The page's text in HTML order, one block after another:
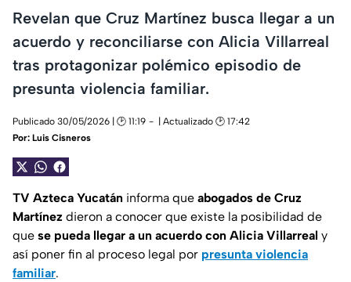
Revelan que Cruz Martínez busca llegar a un
acuerdo y reconciliarse con Alicia Villarreal
tras protagonizar polémico episodio de
presunta violencia familiar.
Publicado 30/05/2026 | 🕑 11:19
| Actualizado 🕑 17:42
Por: Luis Cisneros
TV Azteca Yucatán informa que abogados de Cruz
Martínez dieron a conocer que existe la posibilidad de
que se pueda llegar a un acuerdo con Alicia Villarreal y
así poner fin al proceso legal por presunta violencia
familiar.